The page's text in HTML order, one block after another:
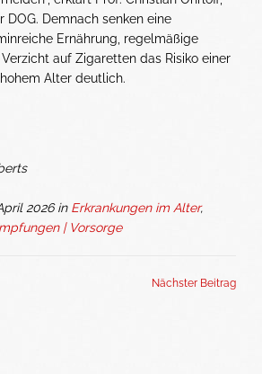
DOG. Demnach senken eine
Ernährung, regelmäßige
auf Zigaretten das Risiko einer
Alter deutlich.
2026 in Erkrankungen im Alter,
| Vorsorge
Nächster Beitrag